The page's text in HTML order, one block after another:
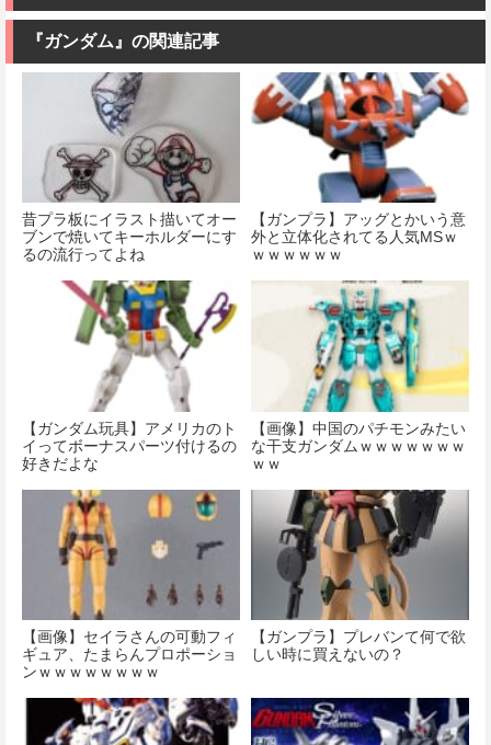
『ガンダム』の関連記事
昔プラ板にイラスト描いてオー
ブンで焼いてキーホルダーにす
るの流行ってよね
【ガンプラ】アッグとかいう意
外と立体化されてる人気MSｗ
ｗｗｗｗｗｗ
【ガンダム玩具】アメリカのト
イってボーナスパーツ付けるの
好きだよな
【画像】中国のパチモンみたい
な干支ガンダムｗｗｗｗｗｗｗ
ｗｗ
【画像】セイラさんの可動フィ
ギュア、たまらんプロポーショ
ンｗｗｗｗｗｗｗｗ
【ガンプラ】プレバンて何で欲
しい時に買えないの？